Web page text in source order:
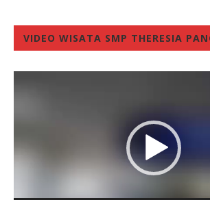
VIDEO WISATA SMP THERESIA